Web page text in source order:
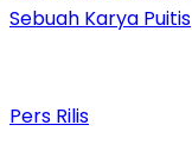
Sebuah Karya Puitis
Pers Rilis